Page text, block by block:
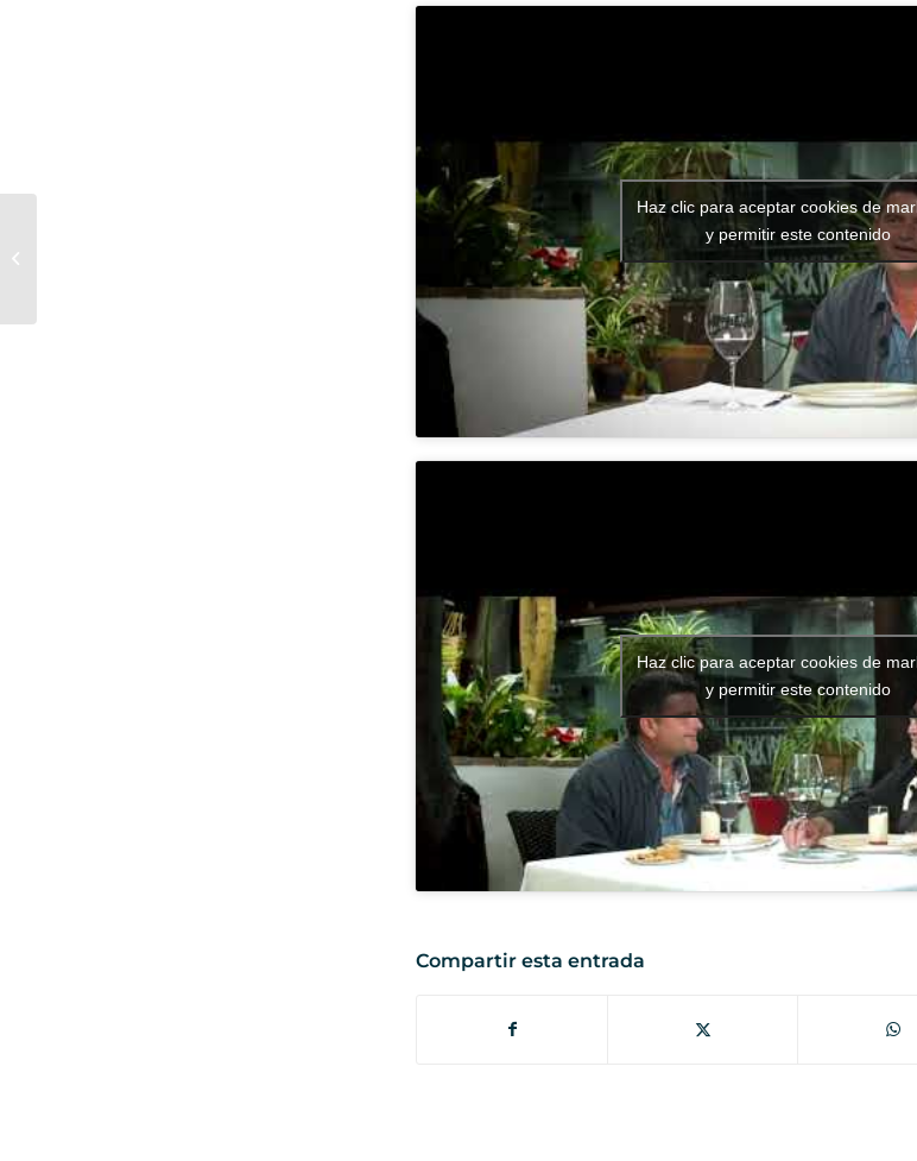
Haz clic para aceptar cookies de
y permitir este contenido
Haz clic para aceptar cookies de
y permitir este contenido
Compartir esta entrada